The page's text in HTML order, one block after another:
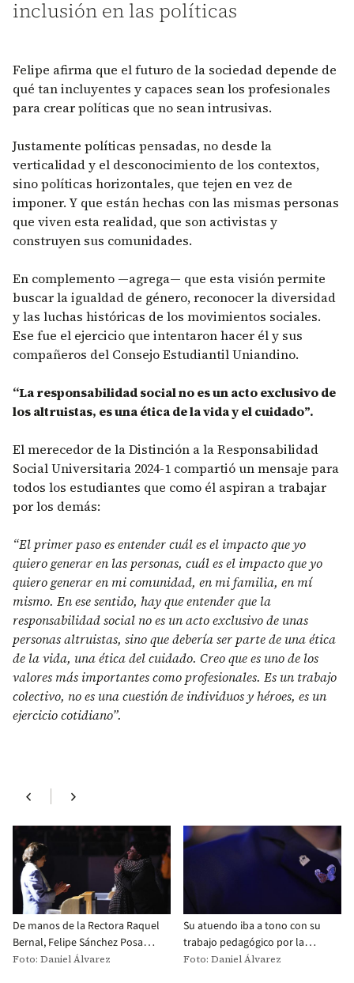
inclusión en las políticas
Felipe afirma que el futuro de la sociedad depende de
qué tan incluyentes y capaces sean los profesionales
para crear políticas que no sean intrusivas.
Justamente políticas pensadas, no desde la
verticalidad y el desconocimiento de los contextos,
sino políticas horizontales, que tejen en vez de
imponer. Y que están hechas con las mismas personas
que viven esta realidad, que son activistas y
construyen sus comunidades.
En complemento —agrega— que esta visión permite
buscar la igualdad de género, reconocer la diversidad
y las luchas históricas de los movimientos sociales.
Ese fue el ejercicio que intentaron hacer él y sus
compañeros del Consejo Estudiantil Uniandino.
“La responsabilidad social no es un acto exclusivo de
los altruistas, es una ética de la vida y el cuidado”.
El merecedor de la Distinción a la Responsabilidad
Social Universitaria 2024-1 compartió un mensaje para
todos los estudiantes que como él aspiran a trabajar
por los demás:
“El primer paso es entender cuál es el impacto que yo
quiero generar en las personas, cuál es el impacto que yo
quiero generar en mi comunidad, en mi familia, en mí
mismo. En ese sentido, hay que entender que la
responsabilidad social no es un acto exclusivo de unas
personas altruistas, sino que debería ser parte de una ética
de la vida, una ética del cuidado. Creo que es uno de los
valores más importantes como profesionales. Es un trabajo
colectivo, no es una cuestión de individuos y héroes, es un
ejercicio cotidiano”.
chevron_left chevron_right
De manos de la Rectora Raquel
Bernal, Felipe Sánchez Posada
recibió la Distinción a la
Foto: Daniel Álvarez
Su atuendo iba a tono con su
trabajo pedagógico por la
diversidad. En las alas de su pin
Foto: Daniel Álvarez